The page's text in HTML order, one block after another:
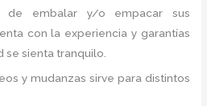
de embalar y/o empacar sus
con la experiencia y garantías
se sienta tranquilo.
y mudanzas sirve para distintos